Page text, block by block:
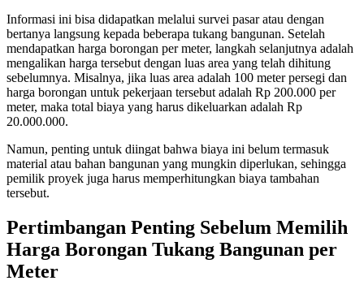
Informasi ini bisa didapatkan melalui survei pasar atau dengan
bertanya langsung kepada beberapa tukang bangunan. Setelah
mendapatkan harga borongan per meter, langkah selanjutnya adalah
mengalikan harga tersebut dengan luas area yang telah dihitung
sebelumnya. Misalnya, jika luas area adalah 100 meter persegi dan
harga borongan untuk pekerjaan tersebut adalah Rp 200.000 per
meter, maka total biaya yang harus dikeluarkan adalah Rp
20.000.000.
Namun, penting untuk diingat bahwa biaya ini belum termasuk
material atau bahan bangunan yang mungkin diperlukan, sehingga
pemilik proyek juga harus memperhitungkan biaya tambahan
tersebut.
Pertimbangan Penting Sebelum Memilih
Harga Borongan Tukang Bangunan per
Meter